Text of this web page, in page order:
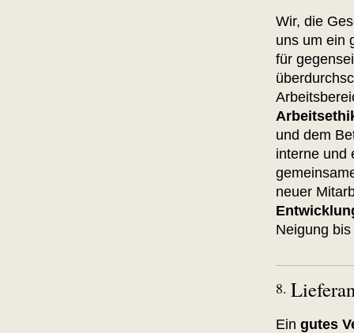
Wir, die
uns um ein
für
und dem
interne und
neuer
Neigung
8.
Ein gutes